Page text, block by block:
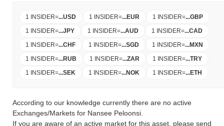
1 INSIDER=...USD 1 INSIDER=...EUR 1 INSIDER=...GBP
1 INSIDER=...JPY 1 INSIDER=...AUD 1 INSIDER=...CAD
1 INSIDER=...CHF 1 INSIDER=...SGD 1 INSIDER=...MXN
1 INSIDER=...RUB 1 INSIDER=...ZAR 1 INSIDER=...TRY
1 INSIDER=...SEK 1 INSIDER=...NOK 1 INSIDER=...ETH
According to our knowledge currently there are no active
Exchanges/Markets for Nansee Peloonsi.
If you are aware of an active market for this asset, please send